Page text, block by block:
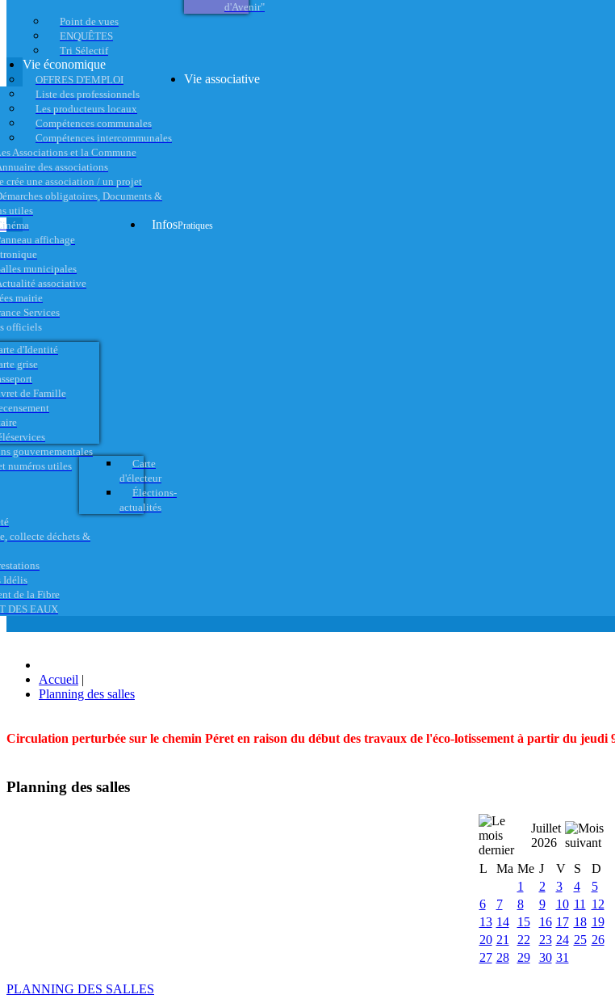
d'Avenir"
Point de vues
ENQUÊTES
Tri Sélectif
Vie économique
OFFRES D'EMPLOI
Liste des professionnels
Les producteurs locaux
Compétences communales
Compétences intercommunales
Vie associative
Associations et la Commune
des associations
crée une association / un projet
obligatoires, Documents &
utiles
affichage
municipales
associative
InfosPratiques
mairie
Services
officiels
d'Identité
grise
de Famille
gouvernementales
numéros utiles
Carte
d'électeur
Élections-
actualités
collecte déchets &
Idélis
de la Fibre
DES EAUX
Accueil |
Planning des salles
Circulation perturbée sur le chemin Péret en raison du début des travaux de l'éco-lotissement à partir du jeudi
Planning des salles
Juillet
2026
L
Ma Me J V S
D
1
2 3 4
5
6
7 8 9 10 11
12
13 14 15 16 17 18 19
20 21 22 23 24 25 26
27 28 29 30 31
PLANNING DES SALLES